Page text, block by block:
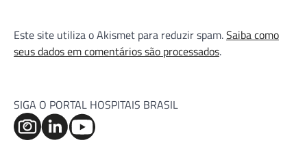
Este site utiliza o Akismet para reduzir spam.Saiba como
seus dados em comentários são processados.
SIGA O PORTAL HOSPITAIS BRASIL